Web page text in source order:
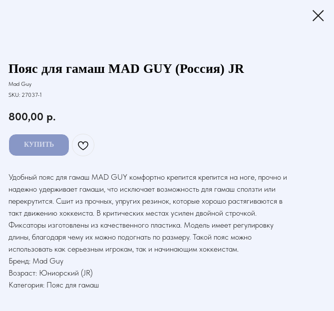
Пояс для гамаш MAD GUY (Россия) JR
Mad Guy
SKU: 27037-1
800,00 р.
КУПИТЬ
Удобный пояс для гамаш MAD GUY комфортно крепится крепится на ноге, прочно и
надежно удерживает гамаши, что исключает возможность для гамаш сползти или
перекрутится. Сшит из прочных, упругих резинок, которые хорошо растягиваются в
такт движению хоккеиста. В критических местах усилен двойной строчкой.
Фиксаторы изготовлены из качественного пластика. Модель имеет регулировку
длины, благодаря чему их можно подогнать по размеру. Такой пояс можно
использовать как серьезным игрокам, так и начинающим хоккеистам.
Бренд: Mad Guy
Возраст: Юниорский (JR)
Категория: Пояс для гамаш